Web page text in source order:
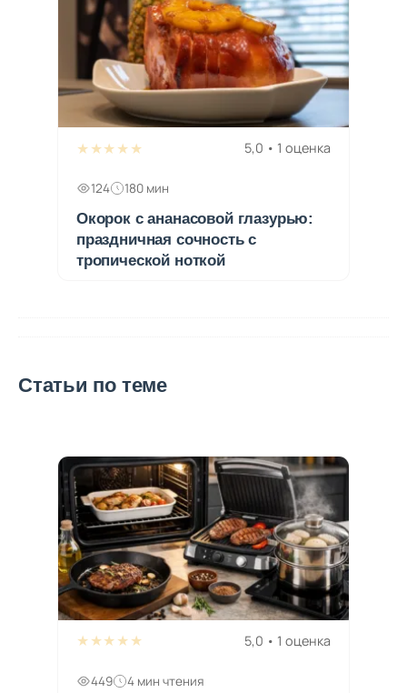
★★★★★ 5,0 • 1 оценка
124 180 мин
Окорок с ананасовой глазурью:
праздничная сочность с
тропической ноткой
Статьи по теме
★★★★★ 5,0 • 1 оценка
449 4 мин чтения